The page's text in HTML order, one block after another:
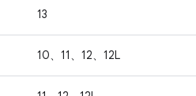
13
10、11、12、12L